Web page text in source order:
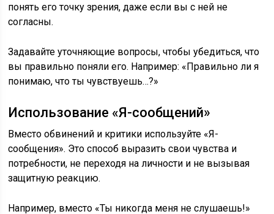
понять его точку зрения, даже если вы с ней не
согласны.
Задавайте уточняющие вопросы, чтобы убедиться, что
вы правильно поняли его. Например: «Правильно ли я
понимаю, что ты чувствуешь…?»
Использование «Я-сообщений»
Вместо обвинений и критики используйте «Я-
сообщения». Это способ выразить свои чувства и
потребности, не переходя на личности и не вызывая
защитную реакцию.
Например, вместо «Ты никогда меня не слушаешь!»